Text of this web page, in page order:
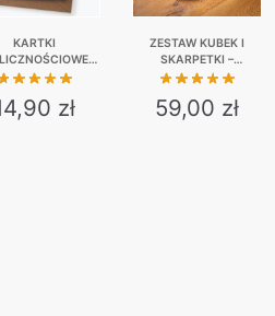
KARTKI
|
PREZENT | 8
zł
ZESTAW KUBEK I
SKARPETKI –
SZAMBIARZE
59,00 zł